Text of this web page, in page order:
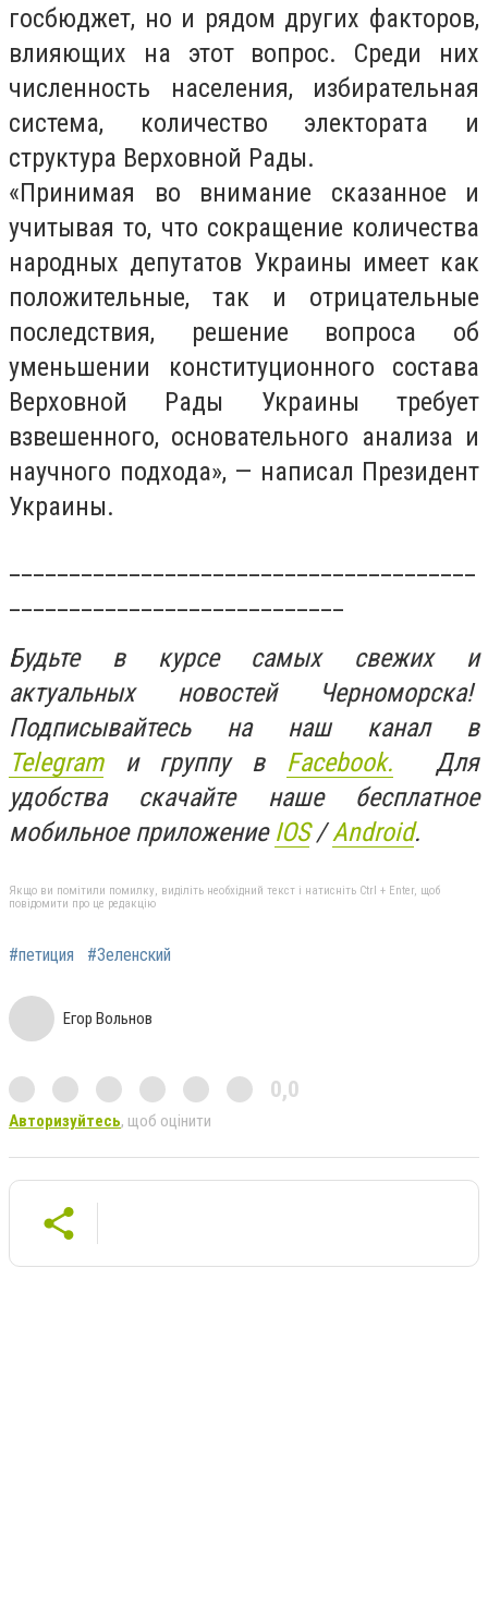
госбюджет, но и рядом других факторов,
влияющих на этот вопрос. Среди них
численность населения, избирательная
система, количество электората и
структура Верховной Рады.
«Принимая во внимание сказанное и
учитывая то, что сокращение количества
народных депутатов Украины имеет как
положительные, так и отрицательные
последствия, решение вопроса об
уменьшении конституционного состава
Верховной Рады Украины требует
взвешенного, основательного анализа и
научного подхода», — написал Президент
Украины.
Будьте в курсе самых свежих и
актуальных новостей Черноморска!
Подписывайтесь на наш канал в
Telegramи группу в Facebook. Для
удобства скачайте наше бесплатное
мобильное приложение IOS/Android.
Якщо ви помітили помилку, виділіть необхідний текст і натисніть Ctrl + Enter, щоб
повідомити про це редакцію
#петиция #Зеленский
Егор Вольнов
0,0
Авторизуйтесь, щоб оцінити